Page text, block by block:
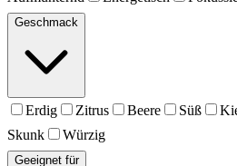
Geschmack
Erdig Zitrus Beere Süß
Skunk
Würzig
Geeignet für